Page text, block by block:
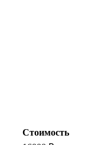
Стоимость